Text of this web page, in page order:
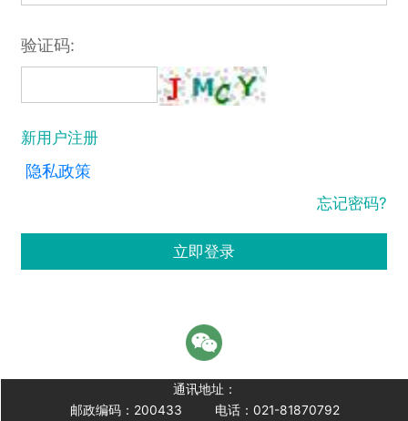
验证码:
新用户注册
隐私政策
忘记密码?
立即登录
通讯地址：
邮政编码：200433
电话：021-81870792